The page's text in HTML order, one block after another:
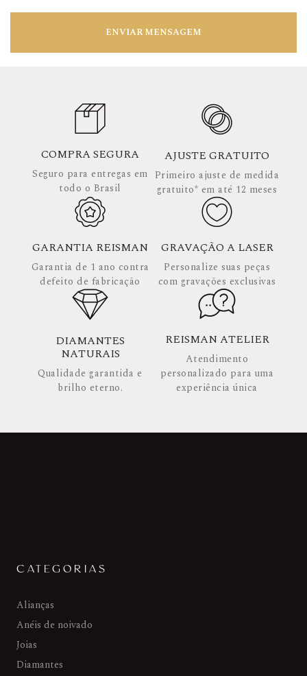
ENVIAR MENSAGEM
COMPRA SEGURA
Seguro para entregas em
todo o Brasil
AJUSTE GRATUITO
Primeiro ajuste de medida
gratuito* em até 12 meses
GARANTIA REISMAN
Garantia de 1 ano contra
defeito de fabricação
GRAVAÇÃO A LASER
Personalize suas peças
com gravações exclusivas
DIAMANTES
NATURAIS
Qualidade garantida e
brilho eterno.
REISMAN ATELIER
Atendimento
personalizado para uma
experiência única
CATEGORIAS
Alianças
Anéis de noivado
Joias
Diamantes